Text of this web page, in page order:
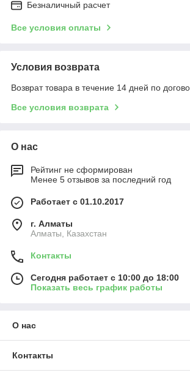
Безналичный расчет
Все условия оплаты
Условия возврата
Возврат товара в течение 14 дней по
Все условия возврата
О нас
Рейтинг не сформирован
Менее 5 отзывов за последний год
Работает с 01.10.2017
г. Алматы
Алматы, Казахстан
Контакты
Сегодня работает с 10:00 до 18:00
Показать весь график работы
О нас
Контакты